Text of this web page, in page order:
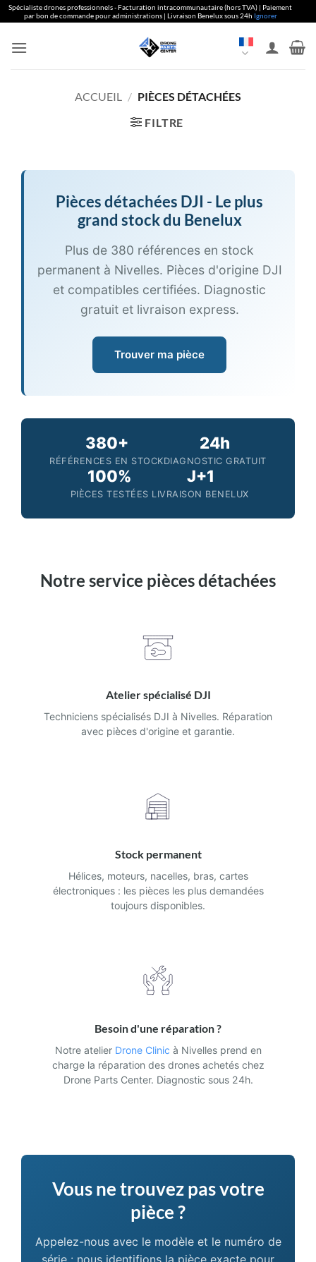
Spécialiste drones professionnels - Facturation intracommunautaire (hors TVA) | Paiement
par bon de commande pour administrations | Livraison Benelux sous 24h Ignorer
ACCUEIL / PIÈCES DÉTACHÉES
FILTRE
Pièces détachées DJI - Le plus
grand stock du Benelux
Plus de 380 références en stock
permanent à Nivelles. Pièces d'origine DJI
et compatibles certifiées. Diagnostic
gratuit et livraison express.
Trouver ma pièce
380+
RÉFÉRENCES EN STOCK
24h
DIAGNOSTIC GRATUIT
100%
PIÈCES TESTÉES
J+1
LIVRAISON BENELUX
Notre service pièces détachées
Atelier spécialisé DJI
Techniciens spécialisés DJI à Nivelles. Réparation
avec pièces d'origine et garantie.
Stock permanent
Hélices, moteurs, nacelles, bras, cartes
électroniques : les pièces les plus demandées
toujours disponibles.
Besoin d'une réparation ?
Notre atelier Drone Clinic à Nivelles prend en
charge la réparation des drones achetés chez
Drone Parts Center. Diagnostic sous 24h.
Vous ne trouvez pas votre
pièce ?
Appelez-nous avec le modèle et le numéro de
série : nous identifions la pièce exacte pour